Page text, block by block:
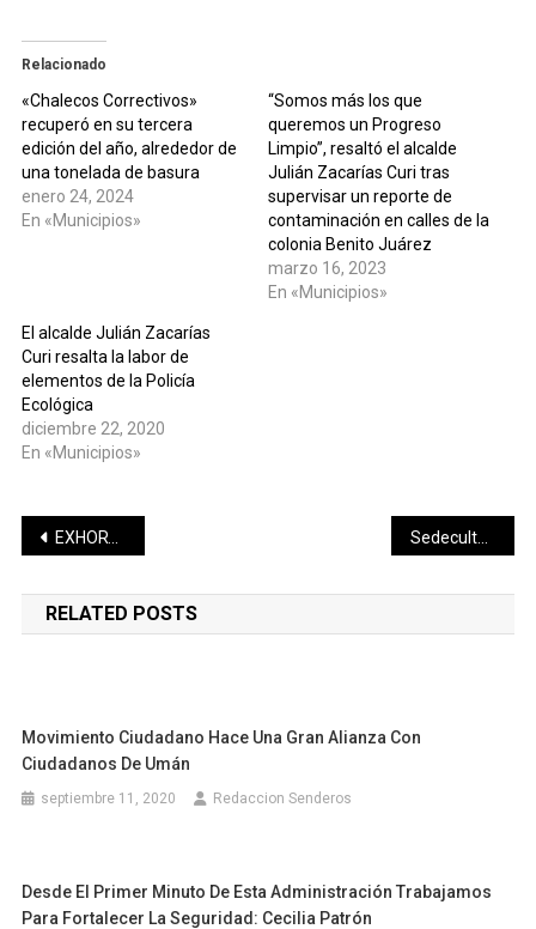
Relacionado
«Chalecos Correctivos»
recuperó en su tercera
edición del año, alrededor de
una tonelada de basura
enero 24, 2024
En «Municipios»
“Somos más los que
queremos un Progreso
Limpio”, resaltó el alcalde
Julián Zacarías Curi tras
supervisar un reporte de
contaminación en calles de la
colonia Benito Juárez
marzo 16, 2023
En «Municipios»
El alcalde Julián Zacarías
Curi resalta la labor de
elementos de la Policía
Ecológica
diciembre 22, 2020
En «Municipios»
Navegación
de
entradas
EXHORTAN A EMPRESAS A DETECTAR FACTORES DE RIESGO PSICOSOCIAL E INCREMENTAR SU PRODUCTIVIDAD
RELATED POSTS
Movimiento Ciudadano Hace Una Gran Alianza Con
Ciudadanos De Umán
septiembre 11, 2020 Redaccion Senderos
Desde El Primer Minuto De Esta Administración Trabajamos
Para Fortalecer La Seguridad: Cecilia Patrón